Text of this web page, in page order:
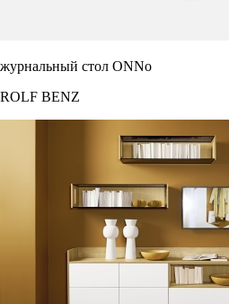
журнальный стол ONNo
ROLF BENZ